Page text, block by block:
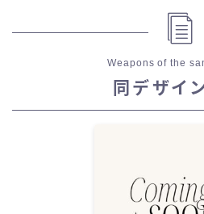
Weapons of the
同デザイ